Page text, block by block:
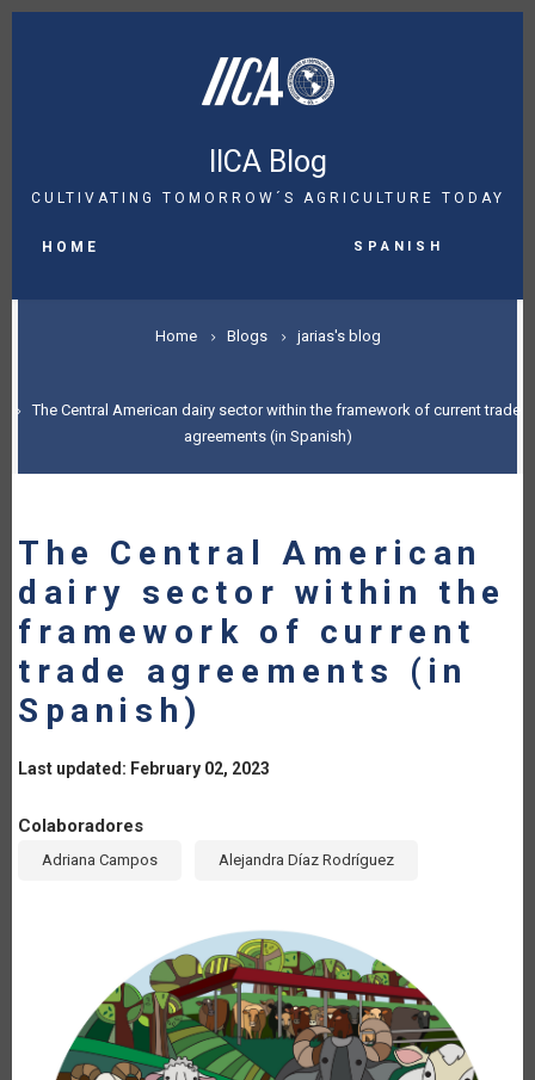
Skip
IICA Blog
CULTIVATING TOMORROW´S AGRICULTURE TODAY
NAVIGATION
HOME Spanish
BREADCRUMB
Home Blogs jarias's blog
The Central American dairy sector within the framework of current trade
agreements (in Spanish)
The Central American
dairy sector within the
framework of current
trade agreements (in
Spanish)
Last updated: February 02, 2023
Colaboradores
Adriana Campos Alejandra Díaz Rodríguez